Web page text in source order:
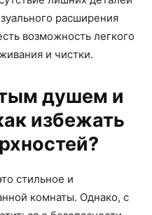
расширения
возможность легкого
и чистки.
душем и
избежать
стильное и
комнаты. Однако, с